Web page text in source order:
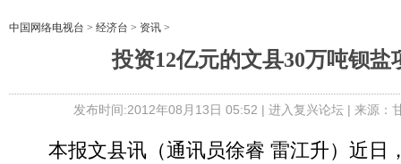
中国网络电视台 > 经济台 > 资讯 >
投资12亿元的文县30万吨钡盐
发布时间:2012年08月13日 05:52 | 进入复兴论坛| 来源：
本报文县讯（通讯员徐睿 雷江升）近日